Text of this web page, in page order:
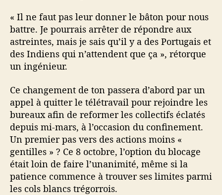
« Il ne faut pas leur donner le bâton pour nous
battre. Je pourrais arrêter de répondre aux
astreintes, mais je sais qu’il y a des Portugais et
des Indiens qui n’attendent que ça », rétorque
un ingénieur.
Ce changement de ton passera d’abord par un
appel à quitter le télétravail pour rejoindre les
bureaux afin de reformer les collectifs éclatés
depuis mi-mars, à l’occasion du confinement.
Un premier pas vers des actions moins «
gentilles » ? Ce 8 octobre, l’option du blocage
était loin de faire l’unanimité, même si la
patience commence à trouver ses limites parmi
les cols blancs trégorrois.